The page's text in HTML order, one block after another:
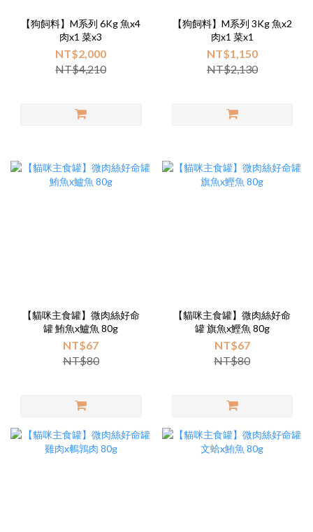
【狗飼料】M系列 6Kg 魚x4
肉x1 菜x3
NT$2,000
NT$4,210
【狗飼料】M系列 3Kg 魚x2
肉x1 菜x1
NT$1,150
NT$2,130
【貓咪主食罐】微肉絲好命
罐 鮪魚x鱸魚 80g
NT$67
NT$80
【貓咪主食罐】微肉絲好命
罐 旗魚x鰹魚 80g
NT$67
NT$80